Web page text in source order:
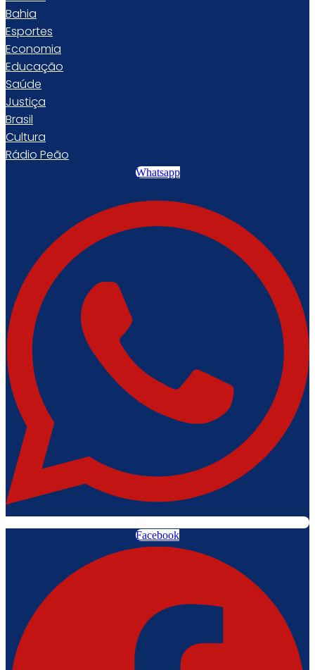
Bahia
Esportes
Economia
Educação
Saúde
Justiça
Brasil
Cultura
Rádio Peão
Whatsapp
Facebook